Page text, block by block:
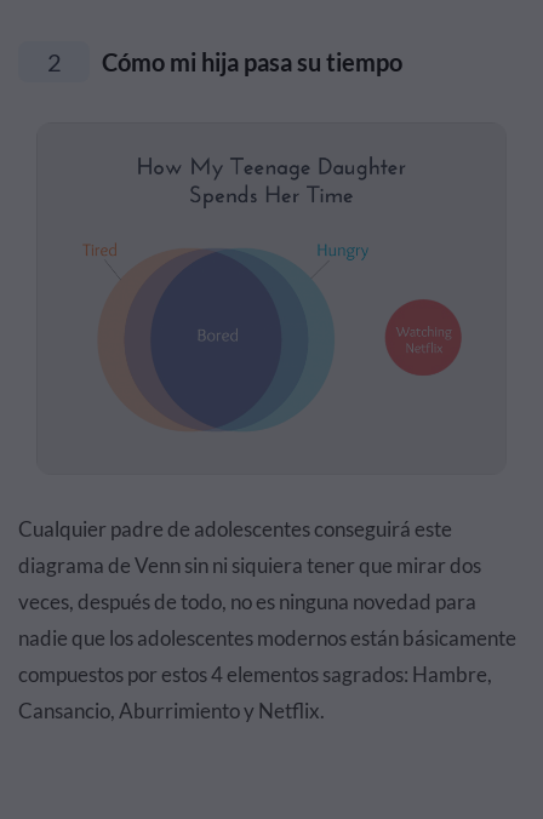
2 Cómo mi hija pasa su tiempo
Cualquier padre de adolescentes conseguirá este
diagrama de Venn sin ni siquiera tener que mirar dos
veces, después de todo, no es ninguna novedad para
nadie que los adolescentes modernos están básicamente
compuestos por estos 4 elementos sagrados: Hambre,
Cansancio, Aburrimiento y Netflix.